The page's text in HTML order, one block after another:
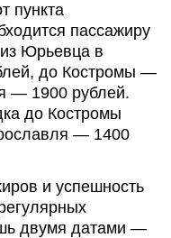
пункта
пассажиру
Юрьевца в
до Костромы —
— 1900 рублей.
до Костромы
— 1400
и успешность
двумя датами —